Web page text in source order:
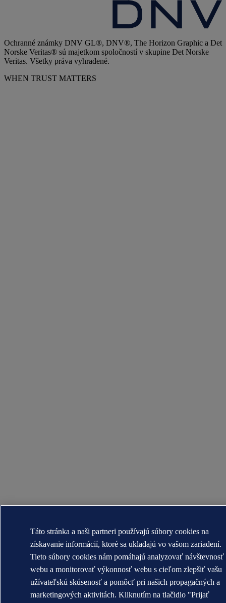
Ochranné známky DNV GL®, DNV®, The Horizon Graphic a Det
Norske Veritas® sú majetkom spoločností v skupine Det Norske
Veritas. Všetky práva vyhradené.
WHEN TRUST MATTERS
Táto stránka a naši partneri používajú súbory cookies na
získavanie informácií, ktoré sa ukladajú vo vašom zariadení.
Tieto súbory cookies nám pomáhajú analyzovať návštevnosť
webu a monitorovať výkonnosť webu s cieľom zlepšiť vašu
užívateľskú skúsenosť a pomôcť pri našich propagačných a
marketingových aktivitách. Kliknutím na tlačidlo "Prijať